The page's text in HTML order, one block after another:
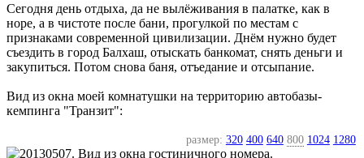
Сегодня день отдыха, да не вылёживания в палатке, как в
норе, а в чистоте после бани, прогулкой по местам с
признаками современной цивилизации. Днём нужно будет
съездить в город Балхаш, отыскать банкомат, снять деньги и
закупиться. Потом снова баня, отъедание и отсыпание.
Вид из окна моей комнатушки на территорию автобазы-
кемпинга "Транзит":
размер: 320 400 640 800 1024 1280